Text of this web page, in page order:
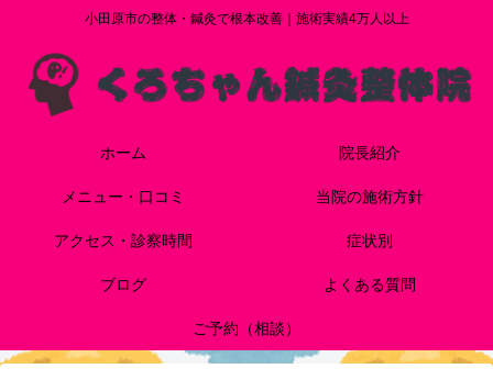
小田原市の整体・鍼灸で根本改善｜施術実績4万人以上
ホーム 院長紹介
メニュー・口コミ 当院の施術方針
アクセス・診察時間 症状別
ブログ よくある質問
ご予約（相談）